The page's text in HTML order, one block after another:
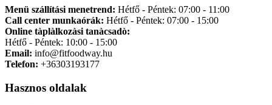
Menü szállítási menetrend: Hétfő - Péntek: 07:00 - 11:00
Call center munkaórák: Hétfő - Péntek: 07:00 - 15:00
Online tàplàlkozàsi tanàcsadò:
Hétfő - Péntek: 10:00 - 15:00
Email: info@fitfoodway.hu
Telefon: +36303193177
Hasznos oldalak